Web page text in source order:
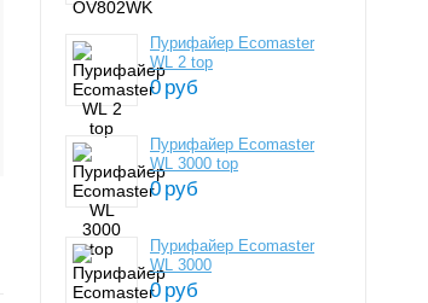
Пурифайер Ecomaster
WL 2 top
0 руб
Пурифайер Ecomaster
WL 3000 top
0 руб
Пурифайер Ecomaster
WL 3000
0 руб